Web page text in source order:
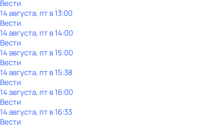
Вести
14 августа, пт в 13:00
Вести
14 августа, пт в 14:00
Вести
14 августа, пт в 15:00
Вести
14 августа, пт в 15:38
Вести
14 августа, пт в 16:00
Вести
14 августа, пт в 16:33
Вести